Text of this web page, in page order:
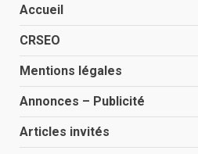
Accueil
CRSEO
Mentions légales
Annonces – Publicité
Articles invités